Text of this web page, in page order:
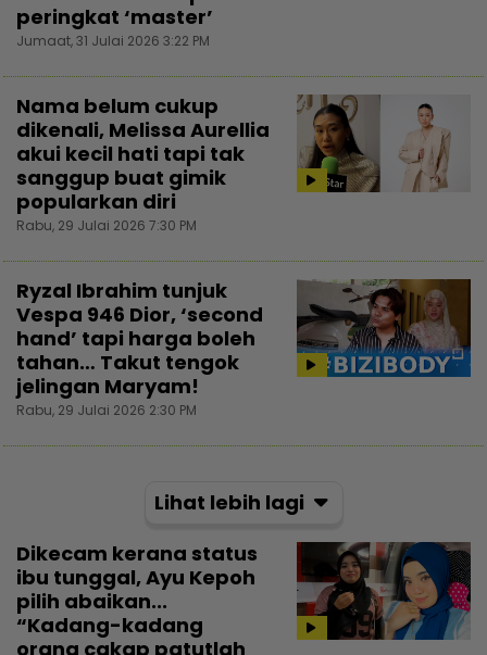
peringkat ‘master’
Jumaat, 31 Julai 2026 3:22 PM
Nama belum cukup
dikenali, Melissa Aurellia
akui kecil hati tapi tak
sanggup buat gimik
popularkan diri
Rabu, 29 Julai 2026 7:30 PM
Ryzal Ibrahim tunjuk
Vespa 946 Dior, ‘second
hand’ tapi harga boleh
tahan… Takut tengok
jelingan Maryam!
Rabu, 29 Julai 2026 2:30 PM
Lihat lebih lagi
Dikecam kerana status
ibu tunggal, Ayu Kepoh
pilih abaikan...
“Kadang-kadang
orang cakap patutlah